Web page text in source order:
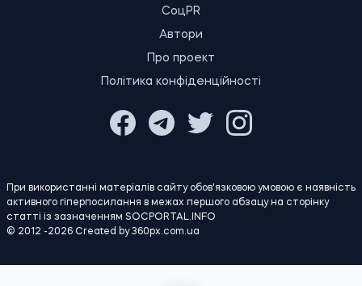
СоцPR
Автори
Про проект
Політика конфіденційності
При використанні матеріалів сайту обов'язковою умовою є наявність
активного гіперпосилання в межах першого абзацу на сторінку
© 2012 -2026 Created by 360px.com.ua